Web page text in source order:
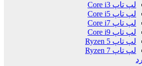
لپ تاپ Core i3
لپ تاپ Core i5
لپ تاپ Core i7
لپ تاپ Core i9
لپ تاپ Ryzen 5
لپ تاپ Ryzen 7